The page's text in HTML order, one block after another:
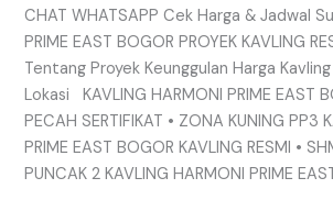
CHAT WHATSAPP Cek Harga & Jadwal
PRIME EAST BOGOR PROYEK KAVLING
Tentang Proyek Keunggulan Harga
Lokasi KAVLING HARMONI PRIME EAST
PECAH SERTIFIKAT • ZONA KUNING PP3
PRIME EAST BOGOR KAVLING RESMI •
PUNCAK 2 KAVLING HARMONI PRIME